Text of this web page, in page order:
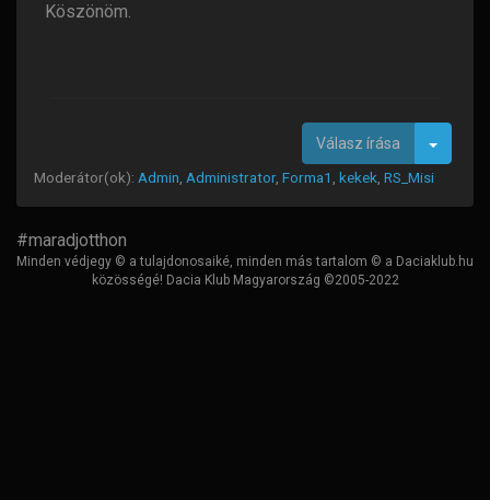
Köszönöm.
Válasz írása
Toggle
Moderátor(ok): Admin, Administrator, Forma1 , kekek, RS_Misi
#maradjotthon
Minden védjegy © a tulajdonosaiké, minden más tartalom © a Daciaklub.hu
közösségé! Dacia Klub Magyarország ©2005-2022